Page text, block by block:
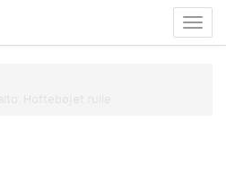
menu
Hoftebøjet rulle